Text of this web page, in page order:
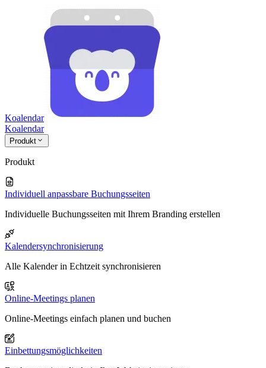
Koalendar
Koalendar
Produkt
Produkt
Individuell anpassbare Buchungsseiten
Individuelle Buchungsseiten mit Ihrem Branding erstellen
Kalendersynchronisierung
Alle Kalender in Echtzeit synchronisieren
Online-Meetings planen
Online-Meetings einfach planen und buchen
Einbettungsmöglichkeiten